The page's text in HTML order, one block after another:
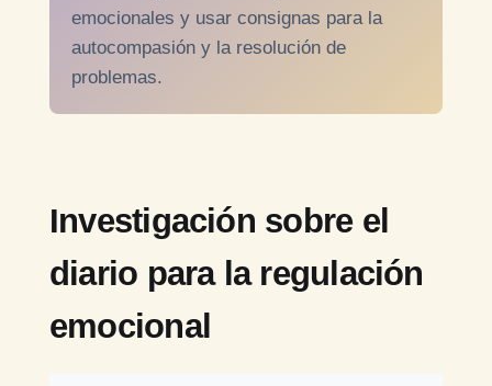
emocionales y usar consignas para la
autocompasión y la resolución de
problemas.
Investigación sobre el
diario para la regulación
emocional